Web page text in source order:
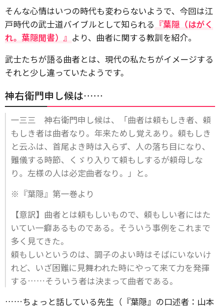
そんな心情はいつの時代も変わらないようで、今回は江
戸時代の武士道バイブルとして知られる 『葉隠（はがく
れ。葉隠聞書）』 より、曲者に関する教訓を紹介。
武士たちが語る曲者とは、現代の私たちがイメージする
それと少し違っていたようです。
神右衛門申し候は……
一三三 神右衛門申し候は、「曲者は頼もしき者、頼
もしき者は曲者なり。年来ためし覚えあり。頼もしき
と云ふは、首尾よき時は入らず、人の落ち目になり、
難儀する時節、くゞり入りて頼もしするが頼母しな
り。左様の人は必定曲者なり。」と。
※『葉隠』第一巻より
【意訳】曲者とは頼もしいもので、頼もしい者にはた
いてい一癖あるものである。そういう事例をこれまで
多く見てきた。
頼もしいというのは、調子のよい時はそばにいないけ
れど、いざ困難に見舞われた時にやって来て力を発揮
する……そういう者は決まって曲者である。
……ちょっと話している先生（『葉隠』の口述者：山本